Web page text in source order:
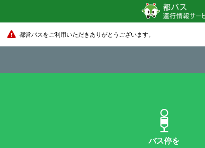
都営バスをご利用いただきありがとうございます。
バス停を